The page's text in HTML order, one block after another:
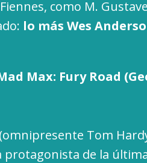
como M.
lo más Wes
Max: Fury Road
Tom
protagonista de la